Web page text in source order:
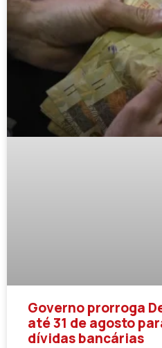
Governo prorroga
até 31 de agosto
dívidas bancárias